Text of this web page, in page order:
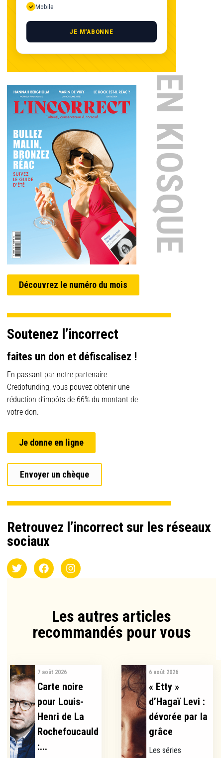
Mobile
JE M'ABONNE
EN KIOSQUE
Découvrez le numéro du mois
Soutenez l’incorrect
faites un don et défiscalisez !
En passant par notre partenaire
Credofunding, vous pouvez obtenir une
réduction d’impôts de 66% du montant de
votre don.
Je donne en ligne
Envoyer un chèque
Retrouvez l’incorrect sur les réseaux
sociaux
Les autres articles
recommandés pour vous​
7 août 2026
Carte noire
pour Louis-
Henri de La
Rochefoucauld
:...
6 août 2026
« Etty »
d’Hagaï Levi :
dévorée par la
grâce
Les séries